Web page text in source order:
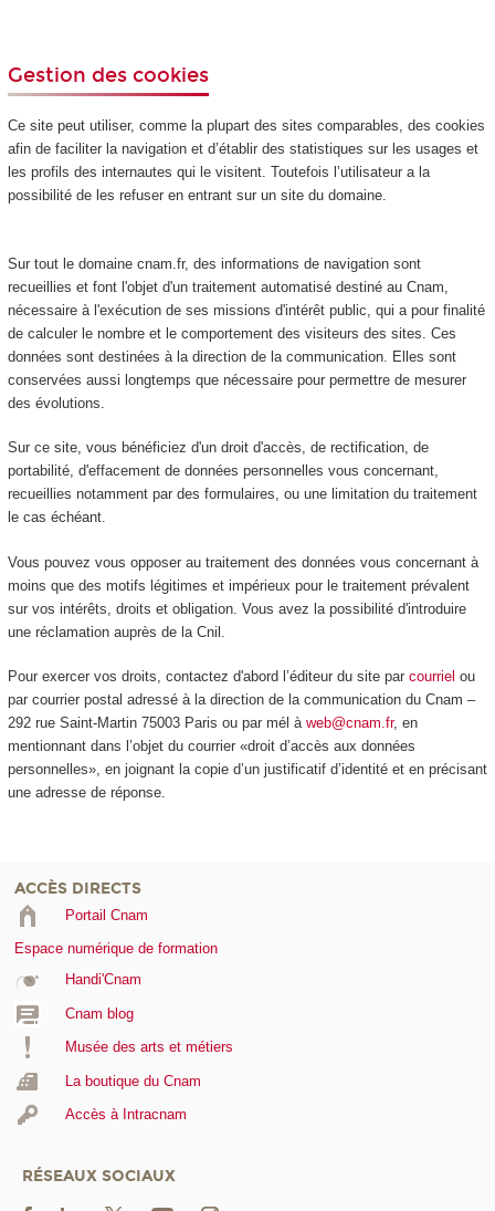
Gestion des cookies
Ce site peut utiliser, comme la plupart des sites comparables, des cookies
afin de faciliter la navigation et d’établir des statistiques sur les usages et
les profils des internautes qui le visitent. Toutefois l’utilisateur a la
possibilité de les refuser en entrant sur un site du domaine.
Sur tout le domaine cnam.fr, des informations de navigation sont
recueillies et font l'objet d'un traitement automatisé destiné au Cnam,
nécessaire à l'exécution de ses missions d'intérêt public, qui a pour finalité
de calculer le nombre et le comportement des visiteurs des sites. Ces
données sont destinées à la direction de la communication. Elles sont
conservées aussi longtemps que nécessaire pour permettre de mesurer
des évolutions.
Sur ce site, vous bénéficiez d'un droit d'accès, de rectification, de
portabilité, d'effacement de données personnelles vous concernant,
recueillies notamment par des formulaires, ou une limitation du traitement
le cas échéant.
Vous pouvez vous opposer au traitement des données vous concernant à
moins que des motifs légitimes et impérieux pour le traitement prévalent
sur vos intérêts, droits et obligation. Vous avez la possibilité d'introduire
une réclamation auprès de la Cnil.
Pour exercer vos droits, contactez d'abord l’éditeur du site par courriel ou
par courrier postal adressé à la direction de la communication du Cnam –
292 rue Saint-Martin 75003 Paris ou par mél à web@cnam.fr, en
mentionnant dans l’objet du courrier «droit d’accès aux données
personnelles», en joignant la copie d’un justificatif d’identité et en précisant
une adresse de réponse.
ACCÈS DIRECTS
Portail Cnam
Espace numérique de formation
Handi'Cnam
Cnam blog
Musée des arts et métiers
La boutique du Cnam
Accès à Intracnam
RÉSEAUX SOCIAUX